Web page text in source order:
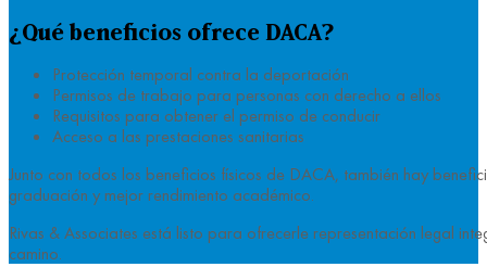
¿Qué beneficios ofrece DACA?
Protección temporal contra la deportación
Permisos de trabajo para personas con derecho a ellos
Requisitos para obtener el permiso de conducir
Acceso a las prestaciones sanitarias
Junto con todos los beneficios físicos de DACA, también hay
graduación y mejor rendimiento académico.
Rivas & Associates está listo para ofrecerle representación legal
camino.